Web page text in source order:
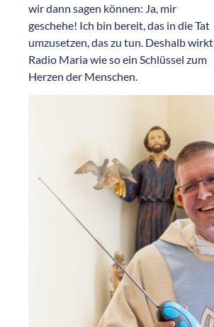
wir dann sagen können: Ja, mir
geschehe! Ich bin bereit, das in die Tat
umzusetzen, das zu tun. Deshalb wirkt
Radio Maria wie so ein Schlüssel zum
Herzen der Menschen.